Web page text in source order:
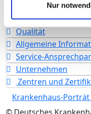
Nur
Fachabteilungen
Leistungen &
Qualität
Allgemeine
Service-
Unternehmen
Zentren und
Krankenhaus-